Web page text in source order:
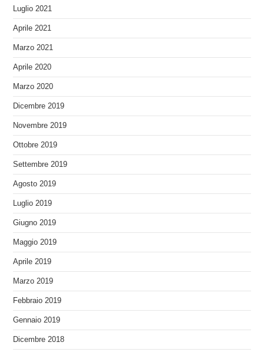
Luglio 2021
Aprile 2021
Marzo 2021
Aprile 2020
Marzo 2020
Dicembre 2019
Novembre 2019
Ottobre 2019
Settembre 2019
Agosto 2019
Luglio 2019
Giugno 2019
Maggio 2019
Aprile 2019
Marzo 2019
Febbraio 2019
Gennaio 2019
Dicembre 2018